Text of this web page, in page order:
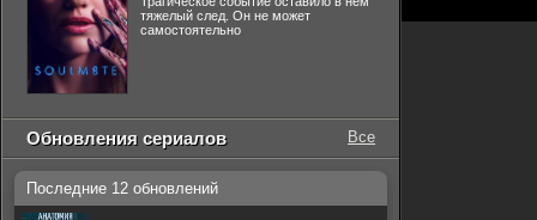
тяжелый след. Он не может
самостоятельно
Обновления сериалов Все
Последние 12 обновлений